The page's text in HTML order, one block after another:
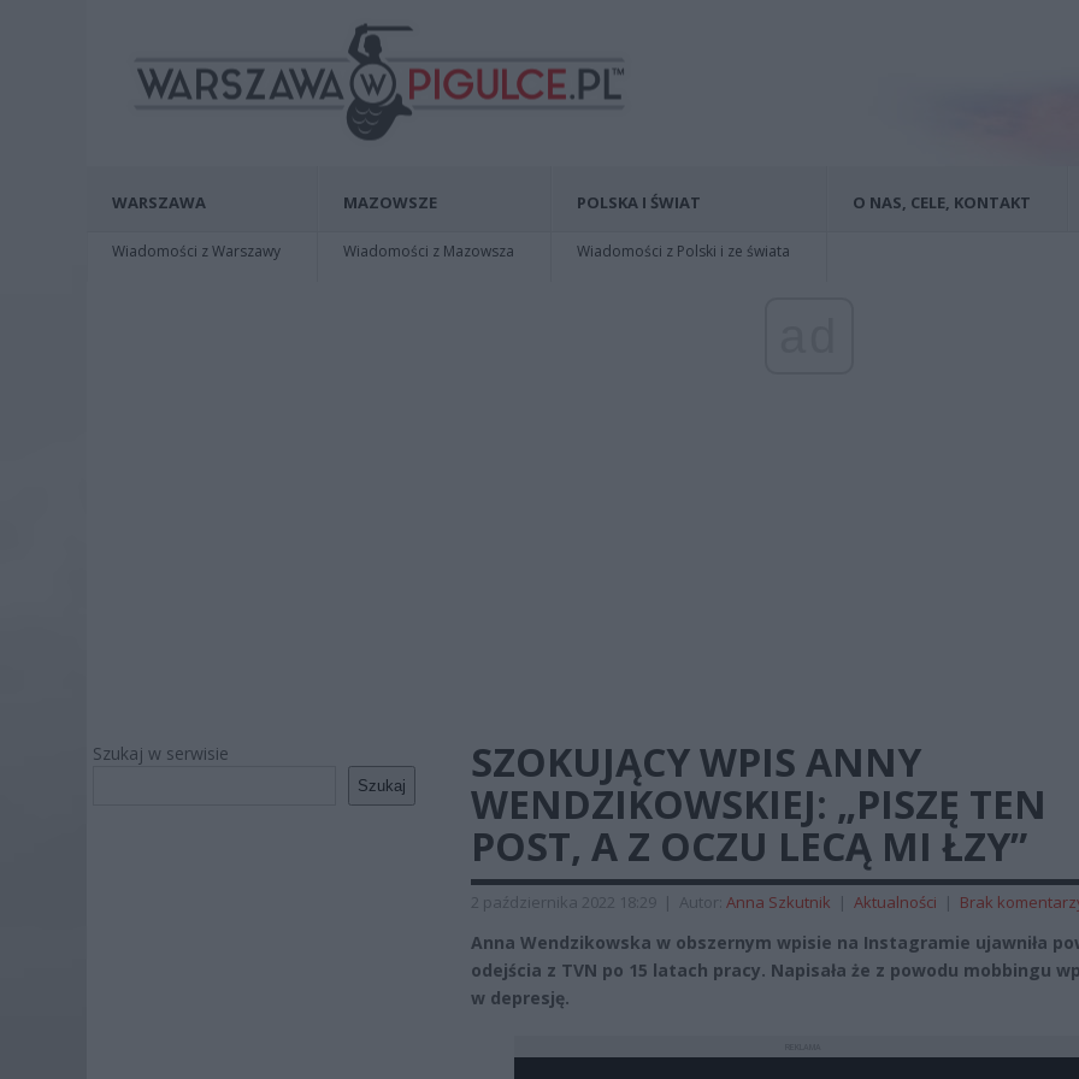
WARSZAWA
Wiadomości z Warszawy
MAZOWSZE
Wiadomości z Mazowsza
POLSKA I ŚWIAT
Wiadomości z Polski i ze świata
O NAS, CELE, KONTAKT
Szukaj w serwisie
Szukaj
SZOKUJĄCY WPIS ANNY
WENDZIKOWSKIEJ: „PISZĘ TEN
POST, A Z OCZU LECĄ MI ŁZY”
2 października 2022 18:29 | Autor: Anna Szkutnik | Aktualności | Brak
Anna Wendzikowska w obszernym wpisie na Instagramie ujawniła
odejścia z TVN po 15 latach pracy. Napisała że z powodu mobbingu
w depresję.